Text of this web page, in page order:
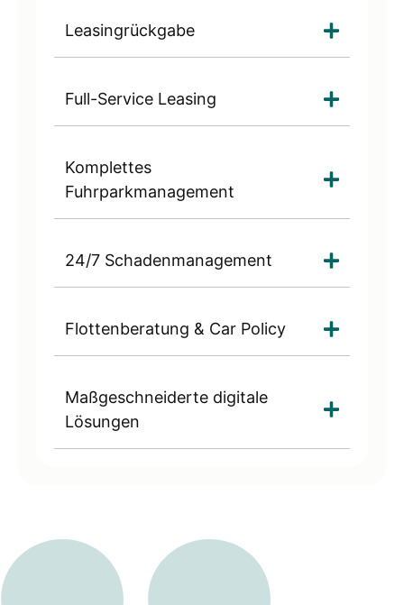
Leasingrückgabe
Full-Service Leasing
Komplettes
Fuhrparkmanagement
24/7 Schadenmanagement
Flottenberatung & Car Policy
Maßgeschneiderte digitale
Lösungen